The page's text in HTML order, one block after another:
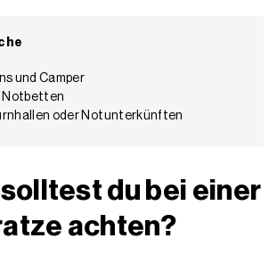
und Camper
Notbetten
oder Notunterkünften
du bei einer
achten?